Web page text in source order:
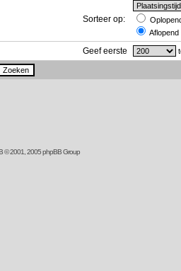
Sorteer op:
Aflopend
Geef eerste
© 2001, 2005 phpBB Group